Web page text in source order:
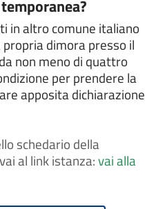
perchè sprovvisti
e manifestazioni
associazioni
degli scrutatori
in altro comune italiano
dimora presso il
non meno di quattro
per prendere la
apposita dichiarazione
schedario della
al link istanza:vai alla